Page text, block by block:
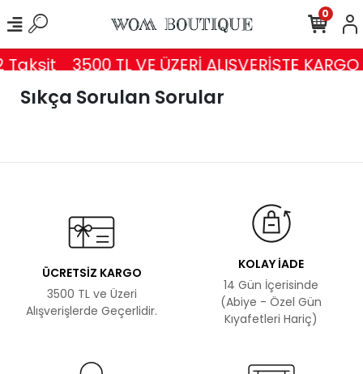
Taksit 3500 TL VE ÜZERİ ALIŞVERİŞTE KARGO
0
Sıkça Sorulan Sorular
ÜCRETSİZ KARGO
3500 TL ve Üzeri
Alışverişlerde Geçerlidir.
KOLAY İADE
14 Gün İçerisinde
(Abiye - Özel Gün
Kıyafetleri Hariç)